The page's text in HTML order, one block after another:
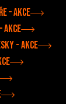
–⁠⁠ akce
akce
- akce